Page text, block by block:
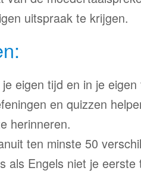
uitspraak te krijgen.
eigen tijd en in je
en quizzen
herinneren.
ten minste 50
als Engels niet je